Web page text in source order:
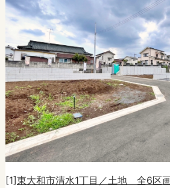
[1]東大和市清水1丁目／土地 全6区